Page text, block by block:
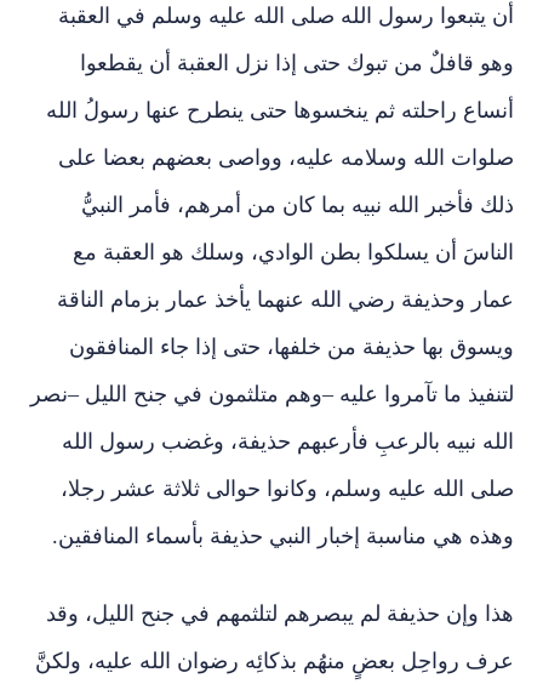
أن يتبعوا رسول الله صلى الله عليه وسلم في العقبة
وهو قافلٌ من تبوك حتى إذا نزل العقبة أن يقطعوا
أنساع راحلته ثم ينخسوها حتى ينطرح عنها رسولُ الله
صلوات الله وسلامه عليه، وواصى بعضهم بعضا على
ذلك فأخبر الله نبيه بما كان من أمرهم، فأمر النبيُّ
الناسَ أن يسلكوا بطن الوادي، وسلك هو العقبة مع
عمار وحذيفة رضي الله عنهما يأخذ عمار بزمام الناقة
ويسوق بها حذيفة من خلفها، حتى إذا جاء المنافقون
لتنفيذ ما تآمروا عليه –وهم متلثمون في جنح الليل –نصر
الله نبيه بالرعبِ فأرعبهم حذيفة، وغضب رسول الله
صلى الله عليه وسلم، وكانوا حوالى ثلاثة عشر رجلا،
وهذه هي مناسبة إخبار النبي حذيفة بأسماء المنافقين.
هذا وإن حذيفة لم يبصرهم لتلثمهم في جنح الليل، وقد
عرف رواحِل بعضٍ منهُم بذكائِه رضوان الله عليه، ولكنَّ